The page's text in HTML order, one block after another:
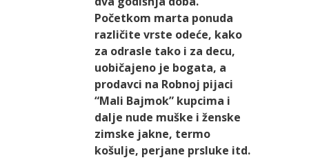
Početkom marta ponuda
različite vrste odeće, kako
za odrasle tako i za decu,
uobičajeno je bogata, a
prodavci na Robnoj pijaci
“Mali Bajmok” kupcima i
dalje nude muške i ženske
zimske jakne, termo
košulje, perjane prsluke itd.